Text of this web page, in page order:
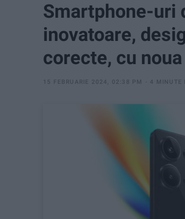
Smartphone-uri
inovatoare,
corecte, cu
15 FEBRUARIE 2024, 02:38 PM 4 MINUTE